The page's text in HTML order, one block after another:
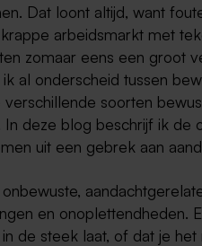
Dat loont altijd, want
arbeidsmarkt met
zomaar eens een groot
al onderscheid tussen
verschillende soorten
In deze blog beschrijf ik de
uit een gebrek aan
en onoplettendheden.
de steek laat, of dat je